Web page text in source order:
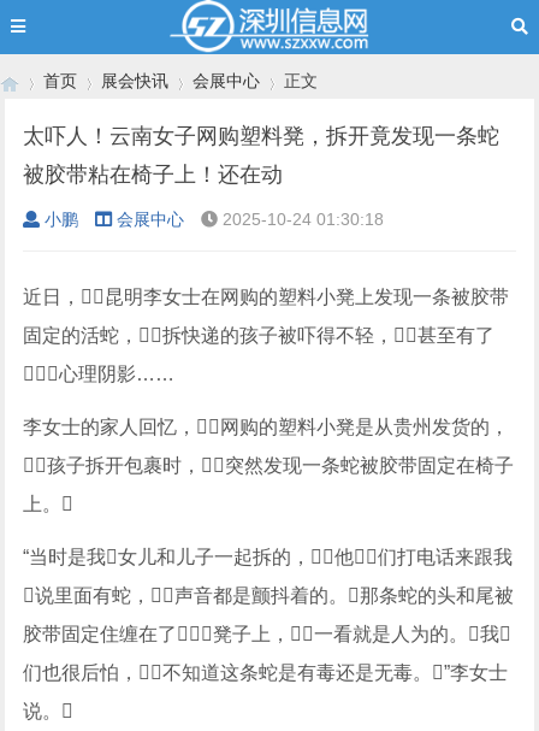
首页
›
展会快讯 会展中心
›
正文
太吓人！云南女子网购塑料凳，拆开竟发现一条蛇
被胶带粘在椅子上！还在动
小鹏 会展中心 2025-10-24 01:30:18
近日，昆明李女士在网购的塑料小凳上发现一条被胶带
固定的活蛇，拆快递的孩子被吓得不轻，甚至有了
心理阴影……
李女士的家人回忆，网购的塑料小凳是从贵州发货的，
孩子拆开包裹时，突然发现一条蛇被胶带固定在椅子
上。
“当时是我女儿和儿子一起拆的，他们打电话来跟我
说里面有蛇，声音都是颤抖着的。那条蛇的头和尾被
胶带固定住缠在了凳子上，一看就是人为的。我
们也很后怕，不知道这条蛇是有毒还是无毒。”李女士
说。